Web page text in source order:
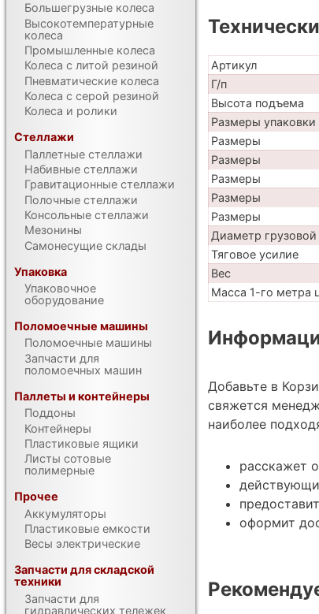
Артикул
Г/п
Высота подъема
Размеры упаковки
Размеры
Размеры
Размеры
Размеры
Размеры
Диаметр грузовой
Тяговое усилие
Вес
Масса 1-го метра
Добавьте в
свяжется
наиболее
расскажет
оформит
Большегрузные колеса
Высокотемпературные
колеса
Промышленные колеса
Колеса с литой резиной
Пневматические колеса
Колеса с серой резиной
Колеса и ролики
Стеллажи
Паллетные стеллажи
Набивные стеллажи
Гравитационные стеллажи
Полочные стеллажи
Консольные стеллажи
Мезонины
Самонесущие склады
Упаковка
Упаковочное
оборудование
Поломоечные машины
Поломоечные машины
Запчасти для
поломоечных машин
Паллеты и контейнеры
Поддоны
Контейнеры
Пластиковые ящики
Листы сотовые
полимерные
Прочее
Аккумуляторы
Пластиковые емкости
Весы электрические
Запчасти для складской
техники
Запчасти для
гидравлических тележек